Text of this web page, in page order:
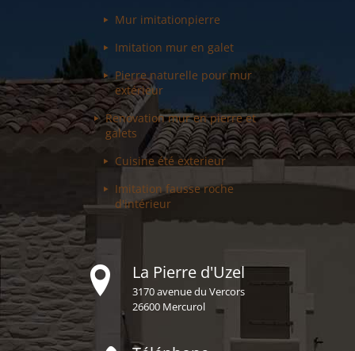
Mur imitationpierre
Imitation mur en galet
Pierre naturelle pourmur
extérieur
Renovation muren pierre et
galets
Cuisine été exterieur
Imitation fausseroche
d'intérieur
La Pierre d'Uzel
3170 avenue du Vercors
26600 Mercurol